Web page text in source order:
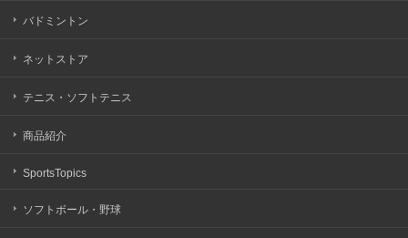
バドミントン
ネットストア
テニス・ソフトテニス
商品紹介
SportsTopics
ソフトボール・野球